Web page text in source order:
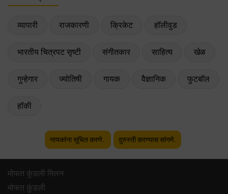
व्यापारी राजकारणी क्रिकेट हॉलीवुड
भारतीय चित्रपट सृष्टी संगीतकार साहित्य खेळ
गुन्हेगार ज्योतिषी गायक वैज्ञानिक फुटबॉल
हॉकी
नायकांना सूचित करणे. दुरुस्ती करण्यास सांगणे.
मोफत कुंडली मिलन
मोफत कुंडली